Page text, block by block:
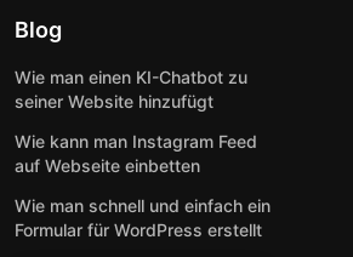
Blog
Wie man einen KI-Chatbot zu
seiner Website hinzufügt
Wie kann man Instagram Feed
auf Webseite einbetten
Wie man schnell und einfach ein
Formular für WordPress erstellt